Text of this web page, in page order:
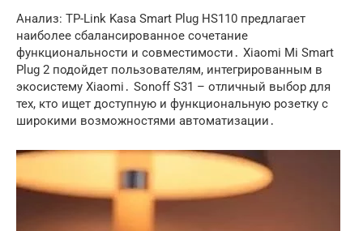
Анализ: TP-Link Kasa Smart Plug HS110 предлагает
наиболее сбалансированное сочетание
функциональности и совместимости․ Xiaomi Mi Smart
Plug 2 подойдет пользователям, интегрированным в
экосистему Xiaomi․ Sonoff S31 – отличный выбор для
тех, кто ищет доступную и функциональную розетку с
широкими возможностями автоматизации․